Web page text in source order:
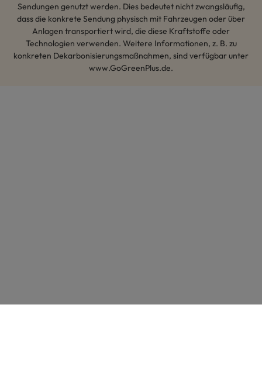
Sendungen genutzt werden. Dies bedeutet nicht zwangsläufig,
dass die konkrete Sendung physisch mit Fahrzeugen oder über
Anlagen transportiert wird, die diese Kraftstoffe oder
Technologien verwenden. Weitere Informationen, z. B. zu
konkreten Dekarbonisierungsmaßnahmen, sind verfügbar unter
www.GoGreenPlus.de.